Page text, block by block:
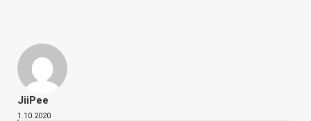
JiiPee
1.10.2020